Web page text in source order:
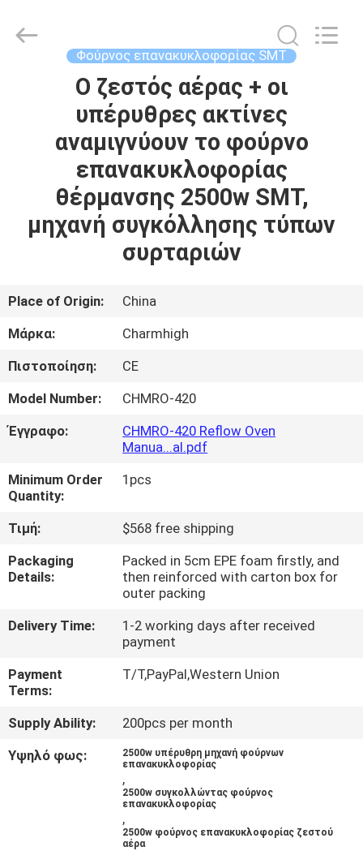
ΠΡΟΪΌΝΤΑ
ΒΊΝΤΕΟ
ΣΧΕΤΙΚΆ
ΕΜΆΣ
ΕΠΙΣΚΈΨΕΙΣ
ΣΤΟ
ΕΡΓΟΣΤΆΣΙΟ
ΠΟΙΌΤΗΤΑΣ
ΕΠΙΚΟΙΝΩΝΉΣΤΕ
ΜΑΖΊ
ΜΑΣ
SHOPPING
ON
LINE
ΙΣΤΟΣΕΛΊΔΑΣ
TECHNOLOGY
LIMITED.
Φούρνος επανακυκλοφορίας SMT
Ο ζεστός αέρας + οι
υπέρυθρες ακτίνες
αναμιγνύουν το φούρνο
επανακυκλοφορίας
θέρμανσης 2500w SMT,
μηχανή συγκόλλησης τύπων
συρταριών
Place of Origin:
China
Μάρκα:
Charmhigh
Πιστοποίηση:
CE
Model Number:
CHMRO-420
Έγγραφο:
CHMRO-420 Reflow Oven
Manua...al.pdf
Minimum Order
Quantity:
1pcs
Τιμή:
$568 free shipping
Packaging
Details:
Packed in 5cm EPE foam firstly, and
then reinforced with carton box for
outer packing
Delivery Time:
1-2 working days after received
payment
Payment
Terms:
T/T,PayPal,Western Union
Supply Ability:
200pcs per month
Υψηλό φως:
2500w υπέρυθρη μηχανή φούρνων
επανακυκλοφορίας
,
2500w συγκολλώντας φούρνος
επανακυκλοφορίας
,
2500w φούρνος επανακυκλοφορίας ζεστού
αέρα